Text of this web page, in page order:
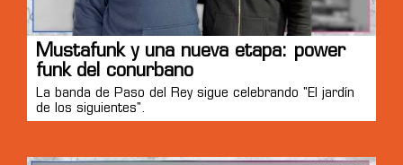
Mustafunk y una nueva etapa: power
funk del conurbano
La banda de Paso del Rey sigue celebrando "El jardín
de los siguientes".